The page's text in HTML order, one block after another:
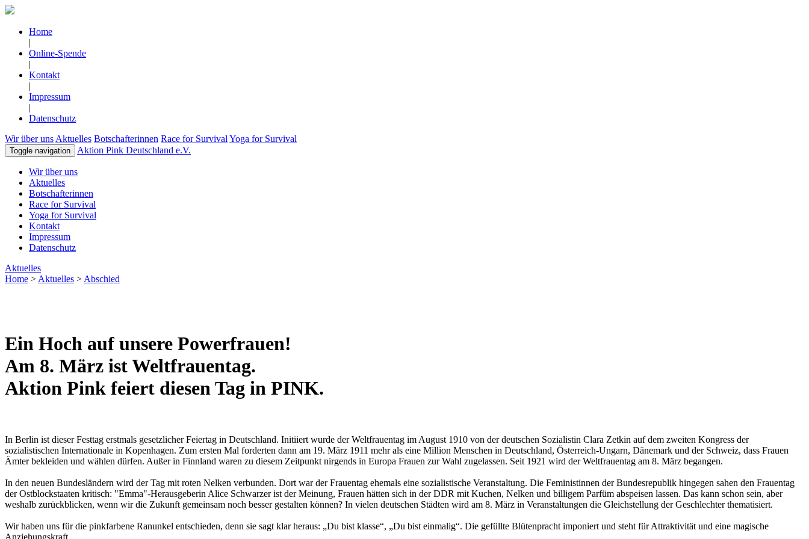
Home
|
Online-Spende
|
Kontakt
|
Impressum
|
Datenschutz
Wir über uns Aktuelles Botschafterinnen Race for Survival Yoga for Survival
Toggle navigation Aktion Pink Deutschland e.V.
Wir über uns
Aktuelles
Botschafterinnen
Race for Survival
Yoga for Survival
Kontakt
Impressum
Datenschutz
Aktuelles
Home > Aktuelles > Abschied
Ein Hoch auf unsere Powerfrauen!
Am 8. März ist Weltfrauentag.
Aktion Pink feiert diesen Tag in PINK.
In Berlin ist dieser Festtag erstmals gesetzlicher Feiertag in Deutschland. Initiiert wurde der Weltfrauentag im August 1910 von der deutschen Sozialistin Clara Zetkin auf dem zweiten Kongress der
sozialistischen Internationale in Kopenhagen. Zum ersten Mal forderten dann am 19. März 1911 mehr als eine Million Menschen in Deutschland, Österreich-Ungarn, Dänemark und der Schweiz, dass Frauen
Ämter bekleiden und wählen dürfen. Außer in Finnland waren zu diesem Zeitpunkt nirgends in Europa Frauen zur Wahl zugelassen. Seit 1921 wird der Weltfrauentag am 8. März begangen.
In den neuen Bundesländern wird der Tag mit roten Nelken verbunden. Dort war der Frauentag ehemals eine sozialistische Veranstaltung. Die Feministinnen der Bundesrepublik hingegen sahen den Frauentag
der Ostblockstaaten kritisch: "Emma"-Herausgeberin Alice Schwarzer ist der Meinung, Frauen hätten sich in der DDR mit Kuchen, Nelken und billigem Parfüm abspeisen lassen. Das kann schon sein, aber
weshalb zurückblicken, wenn wir die Zukunft gemeinsam noch besser gestalten können? In vielen deutschen Städten wird am 8. März in Veranstaltungen die Gleichstellung der Geschlechter thematisiert.
Wir haben uns für die pinkfarbene Ranunkel entschieden, denn sie sagt klar heraus: „Du bist klasse“, „Du bist einmalig“. Die gefüllte Blütenpracht imponiert und steht für Attraktivität und eine magische